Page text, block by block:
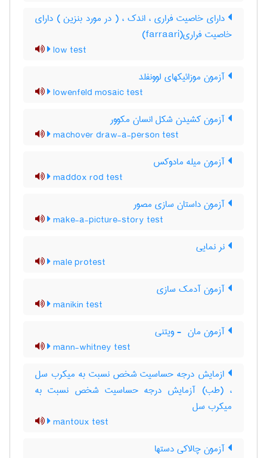
دارای خاصیت فراری ، اندک ، ( در مورد بنزین ) دارای
خاصیت فراری(farraari)
low test
آزمون موزائیکهای لوونفلد
lowenfeld mosaic test
آزمون کشیدن شکل انسان مکوور
machover draw-a-person test
آزمون میله مادوکس
maddox rod test
آزمون داستان سازی مصور
make-a-picture-story test
نر نمایی
male protest
آزمون آدمک سازی
manikin test
آزمون مان ‎ - ویتنی
mann-whitney test
ازمایش درجه حساسیت شخص نسبت به میکرب سل
، (طب) آزمایش درجه حساسیت شخص نسبت به
میکرب سل
mantoux test
آزمون چالاکی دستها